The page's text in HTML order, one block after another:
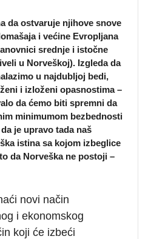
da ostvaruje njihove snove
i većine Evropljana
srednje i istočne
u Norveškoj). Izgleda da
u najdubljoj bedi,
i izloženi opasnostima –
da ćemo biti spremni da
minimumom bezbednosti
je upravo tada naš
istina sa kojom izbeglice
da Norveška ne postoji –
novi način
i ekonomskog
koji će izbeći